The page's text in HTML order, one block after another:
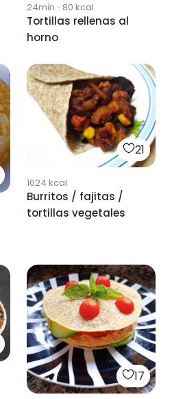
24min · 80 kcal
Tortillas rellenas al
horno
21
1624 kcal
Burritos / fajitas /
tortillas vegetales
17